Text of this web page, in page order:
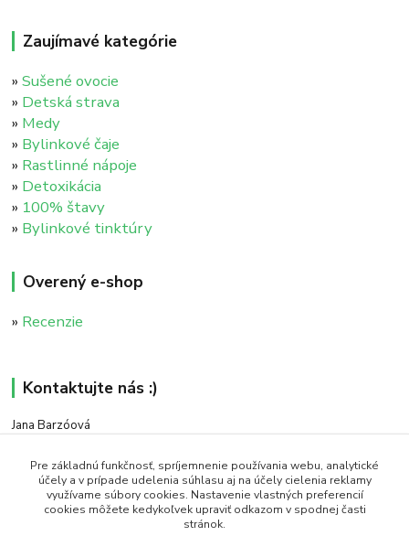
Zaujímavé kategórie
»Sušené ovocie
» Detská strava
» Medy
» Bylinkové čaje
» Rastlinné nápoje
» Detoxikácia
» 100% štavy
» Bylinkové tinktúry
Overený e-shop
» Recenzie
Kontaktujte nás :)
Jana Barzóová
(PO - PIA, 8:00 - 18:00)
objednavky@naturaj.sk
Pre základnú funkčnosť, spríjemnenie používania webu, analytické
účely a v prípade udelenia súhlasu aj na účely cielenia reklamy
využívame súbory cookies. Nastavenie vlastných preferencií
cookies môžete kedykoľvek upraviť odkazom v spodnej časti
stránok.